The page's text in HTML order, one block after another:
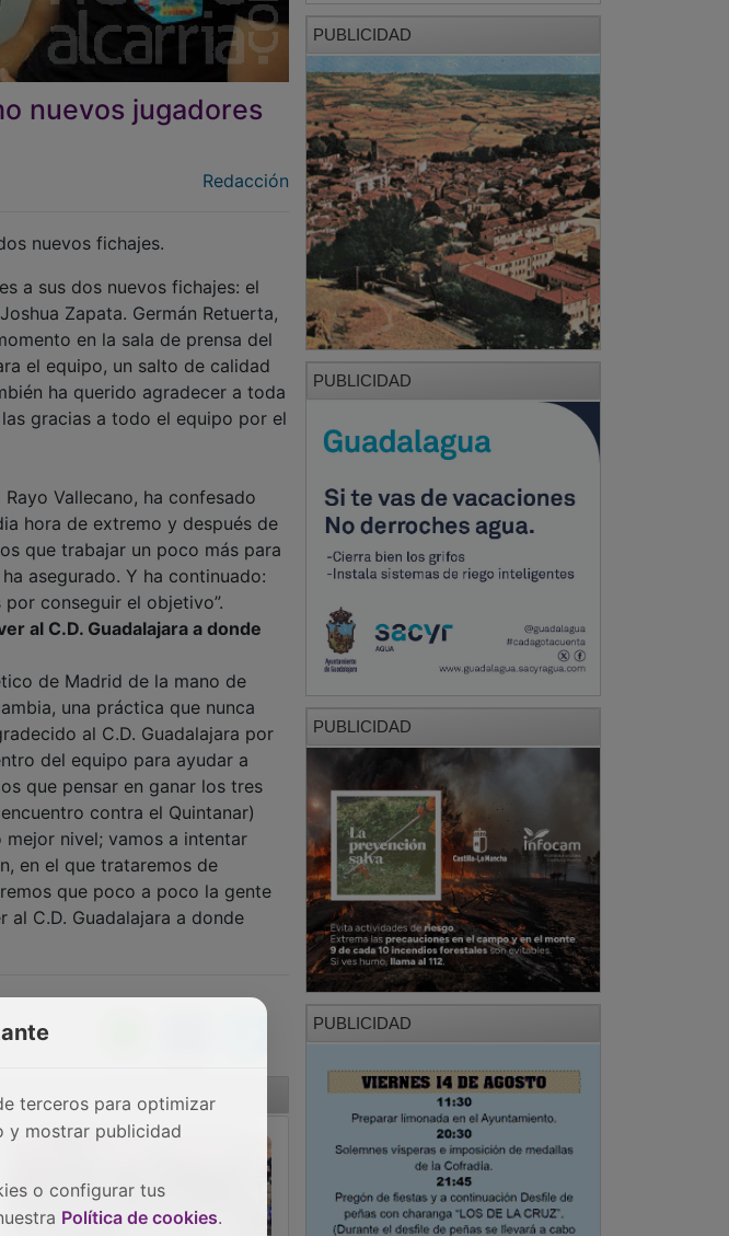
nuevos jugadores
Redacción
nuevos fichajes.
a sus dos nuevos fichajes: el
Zapata. Germán Retuerta,
en la sala de prensa del
el equipo, un salto de calidad
ha querido agradecer a toda
gracias a todo el equipo por el
Vallecano, ha confesado
hora de extremo y después de
que trabajar un poco más para
asegurado. Y ha continuado:
conseguir el objetivo”.
al C.D. Guadalajara a donde
de Madrid de la mano de
una práctica que nunca
al C.D. Guadalajara por
del equipo para ayudar a
que pensar en ganar los tres
contra el Quintanar)
nivel; vamos a intentar
en el que trataremos de
que poco a poco la gente
C.D. Guadalajara a donde
PUBLICIDAD
PUBLICIDAD
PUBLICIDAD
PUBLICIDAD
terceros para optimizar
y mostrar publicidad
o configurar tus
Política de cookies.